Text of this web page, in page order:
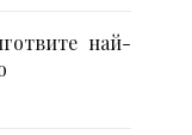
най-